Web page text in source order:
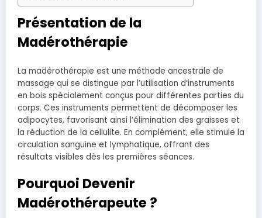
Présentation de la
Madérothérapie
La madérothérapie est une méthode ancestrale de
massage qui se distingue par l’utilisation d’instruments
en bois spécialement conçus pour différentes parties du
corps. Ces instruments permettent de décomposer les
adipocytes, favorisant ainsi l’élimination des graisses et
la réduction de la cellulite. En complément, elle stimule la
circulation sanguine et lymphatique, offrant des
résultats visibles dès les premières séances.
Pourquoi Devenir
Madérothérapeute ?